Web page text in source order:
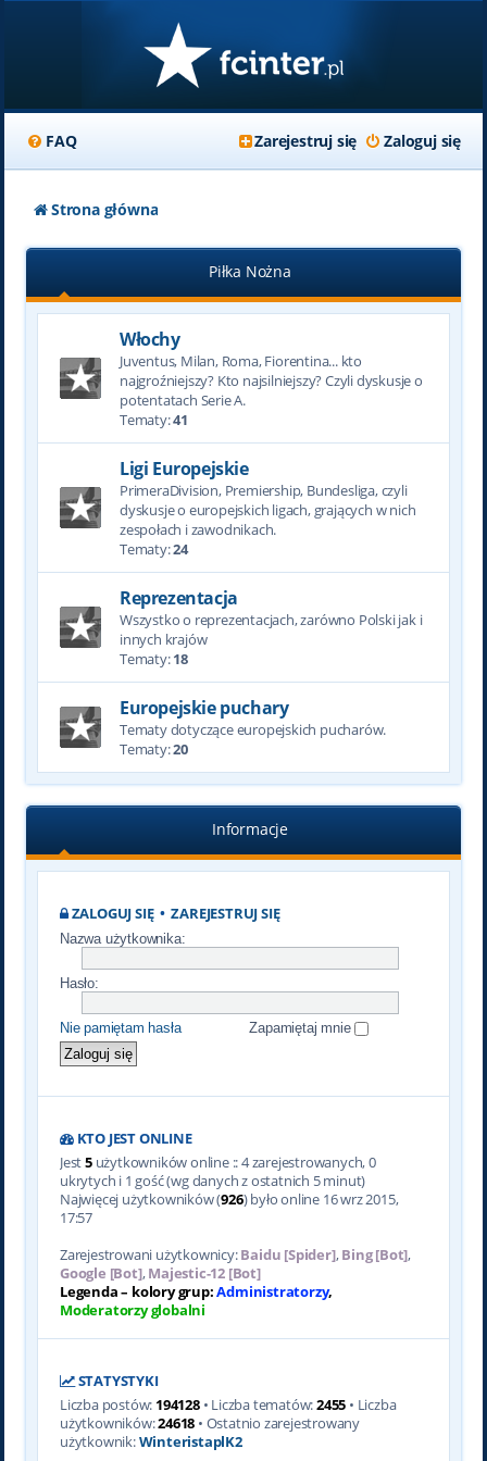
FAQ Zaloguj się
Zarejestruj się
Strona główna
Piłka Nożna
Włochy
Juventus, Milan, Roma, Fiorentina... kto
najgroźniejszy? Kto najsilniejszy? Czyli dyskusje o
potentatach Serie A.
Tematy:41
Ligi Europejskie
PrimeraDivision, Premiership, Bundesliga, czyli
dyskusje o europejskich ligach, grających w nich
zespołach i zawodnikach.
Tematy:24
Reprezentacja
Wszystko o reprezentacjach, zarówno Polski jak i
innych krajów
Tematy:18
Europejskie puchary
Tematy dotyczące europejskich pucharów.
Tematy:20
Informacje
ZALOGUJ SIĘ•ZAREJESTRUJ SIĘ
Nazwa użytkownika:
Hasło:
Nie pamiętam hasła Zapamiętaj mnie
KTO JEST ONLINE
Jest5użytkowników online :: 4 zarejestrowanych, 0
ukrytych i 1 gość (wg danych z ostatnich 5 minut)
Najwięcej użytkowników (926) było online 16 wrz 2015,
17:57
Zarejestrowani użytkownicy:Baidu [Spider],Bing [Bot],
Google [Bot],Majestic-12 [Bot]
Legenda – kolory grup:Administratorzy,
Moderatorzy globalni
STATYSTYKI
Liczba postów: 194128• Liczba tematów:2455 • Liczba
użytkowników:24618 • Ostatnio zarejestrowany
użytkownik:WinteristaplK2